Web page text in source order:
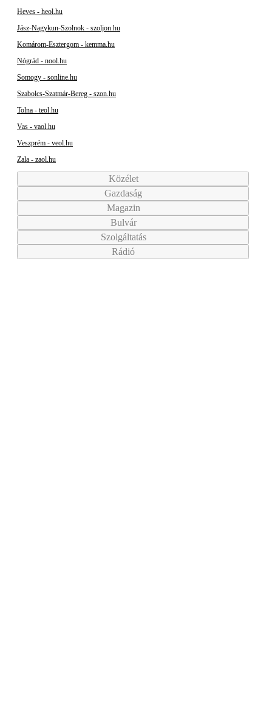
Heves - heol.hu
Jász-Nagykun-Szolnok - szoljon.hu
Komárom-Esztergom - kemma.hu
Nógrád - nool.hu
Somogy - sonline.hu
Szabolcs-Szatmár-Bereg - szon.hu
Tolna - teol.hu
Vas - vaol.hu
Veszprém - veol.hu
Zala - zaol.hu
Közélet
Gazdaság
Magazin
Bulvár
Szolgáltatás
Rádió